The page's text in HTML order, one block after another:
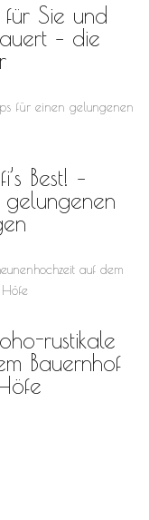
für Sie und
– die
Best! –
rustikale
Bauernhof